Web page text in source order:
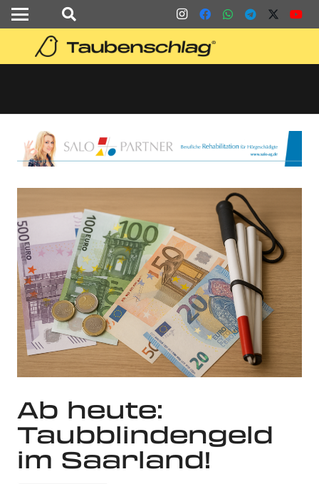
Ab heute:
Taubblindengeld
im Saarland!